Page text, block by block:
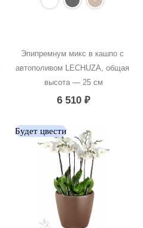
Эпипремнум микс в кашпо с
автополивом LECHUZA, общая
высота — 25 см
6 510₽
Будет цвести